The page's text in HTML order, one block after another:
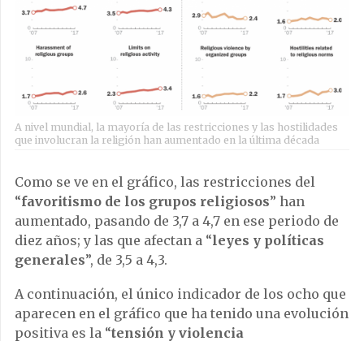
A nivel mundial, la mayoría de las restricciones y las hostilidades
que involucran la religión han aumentado en la última década
Como se ve en el gráfico, las restricciones del
“favoritismo de los grupos religiosos” han
aumentado, pasando de 3,7 a 4,7 en ese periodo de
diez años; y las que afectan a “leyes y políticas
generales”, de 3,5 a 4,3.
A continuación, el único indicador de los ocho que
aparecen en el gráfico que ha tenido una evolución
positiva es la “tensión y violencia